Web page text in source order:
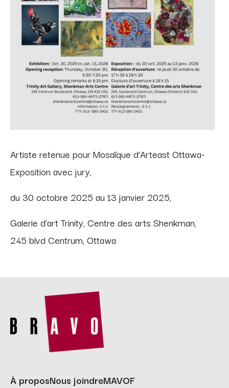
Artiste retenue pour Mosaïque d’Arteast Ottawa-
Exposition avec jury,
du 30 octobre 2025 au 13 janvier 2025,
Galerie d’art Trinity, Centre des arts Shenkman,
245 blvd Centrum, Ottawa
À proposNous joindreMAVOF